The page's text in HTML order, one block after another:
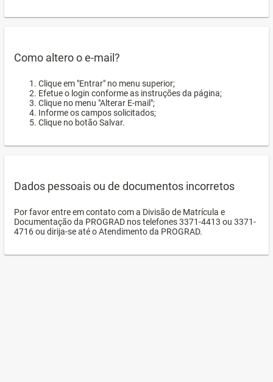
Como altero o e-mail?
Clique em "Entrar" no menu superior;
Efetue o login conforme as instruções da página;
Clique no menu "Alterar E-mail";
Informe os campos solicitados;
Clique no botão Salvar.
Dados pessoais ou de documentos incorretos
Por favor entre em contato com a Divisão de Matrícula e
Documentação da PROGRAD nos telefones 3371-4413 ou 3371-
4716 ou dirija-se até o Atendimento da PROGRAD.